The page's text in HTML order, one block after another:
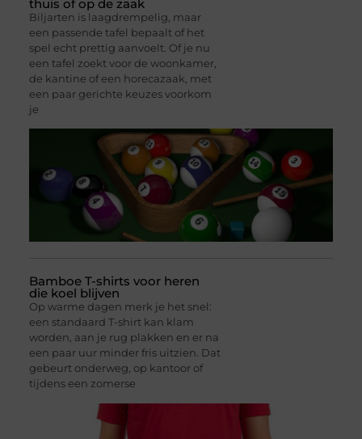
thuis of op de zaak
Biljarten is laagdrempelig, maar
een passende tafel bepaalt of het
spel echt prettig aanvoelt. Of je nu
een tafel zoekt voor de woonkamer,
de kantine of een horecazaak, met
een paar gerichte keuzes voorkom
je
Bamboe T-shirts voor heren
die koel blijven
Op warme dagen merk je het snel:
een standaard T-shirt kan klam
worden, aan je rug plakken en er na
een paar uur minder fris uitzien. Dat
gebeurt onderweg, op kantoor of
tijdens een zomerse